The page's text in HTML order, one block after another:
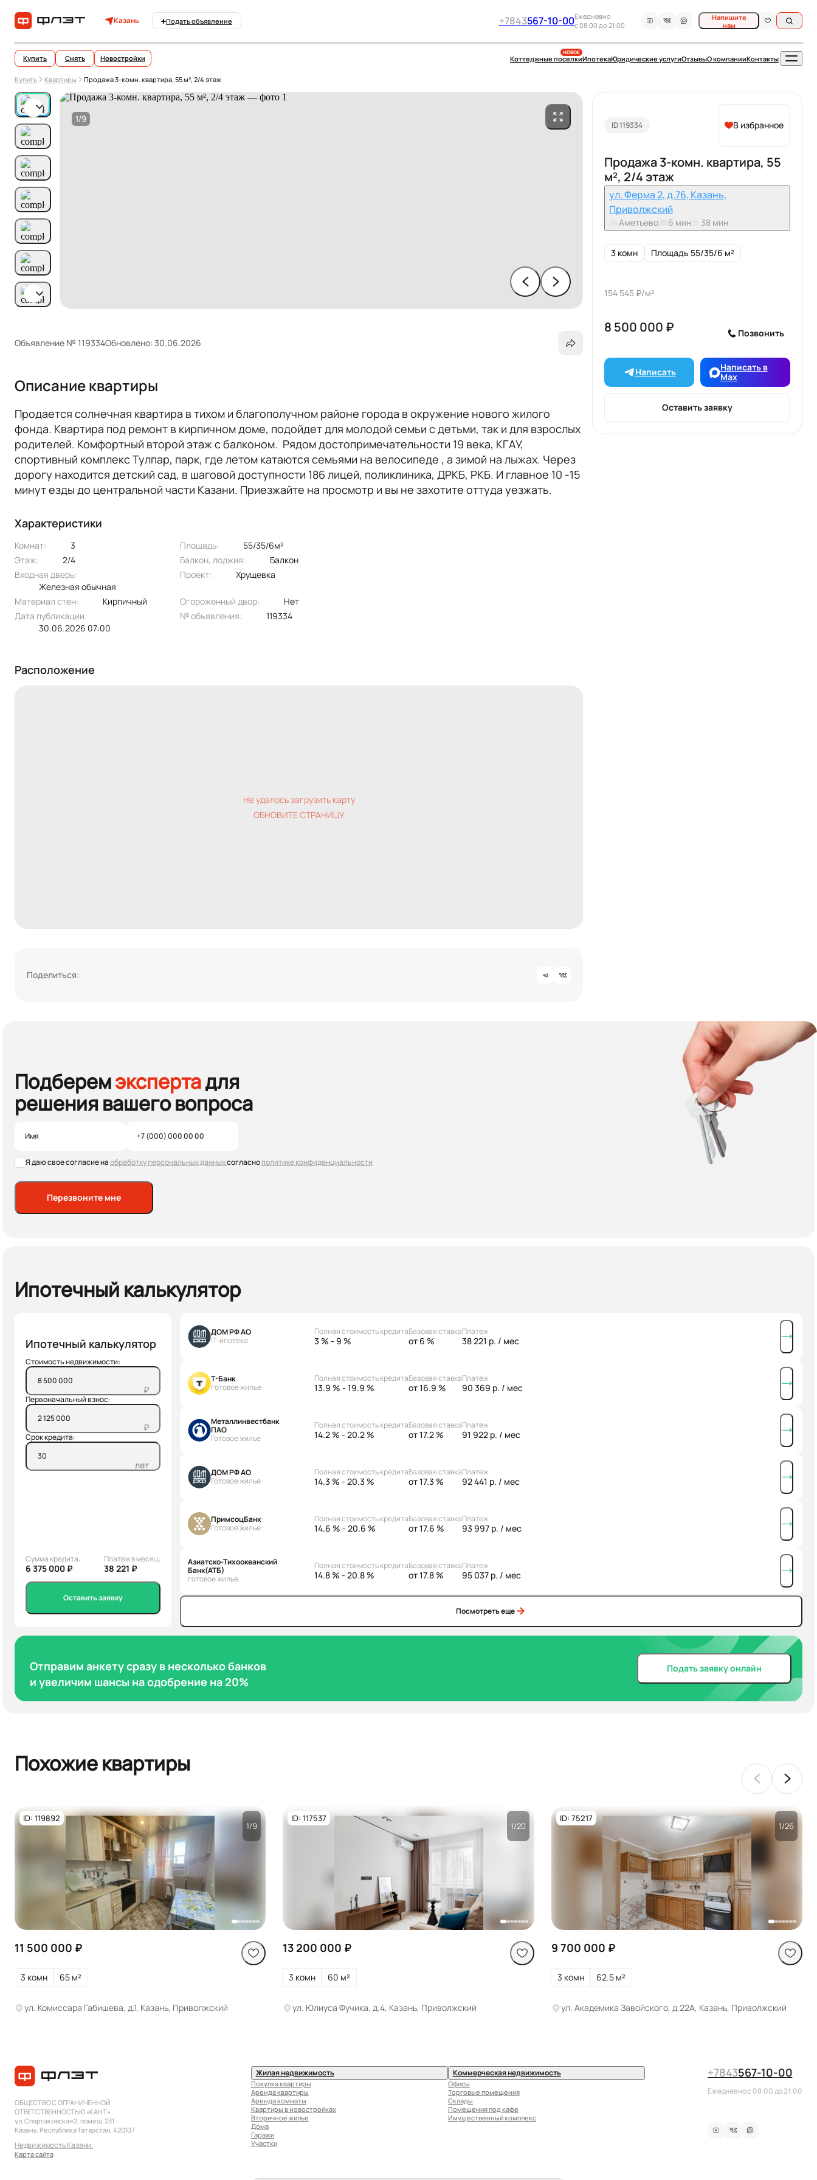
Казань Подать объявление +7843567-10-00Ежедневно
c 08:00 до 21:00
Напишите
нам
Купить Снять Новостройки
НОВОЕ
Коттеджные поселкиИпотекаЮридические услугиОтзывыО компанииКонтакты
Купить Квартиры Продажа 3-комн. квартира, 55 м², 2/4 этаж
1/9
ID 119334 В избранное
Продажа 3-комн. квартира, 55
м², 2/4 этаж
ул. Ферма 2, д.76, Казань,
Приволжский
Аметьево 6 мин 38 мин
3 комн Площадь 55/35/6 м²
154 545 ₽/м²
8 500 000 ₽
Написать
Написать в
Max
Оставить заявку
Позвонить
Объявление № 119334Обновлено: 30.06.2026
Описание квартиры
Продается солнечная квартира в тихом и благополучном районе города в окружение нового жилого
фонда. Квартира под ремонт в кирпичном доме, подойдет для молодой семьи с детьми, так и для взрослых
родителей. Комфортный второй этаж с балконом. Рядом достопримечательности 19 века, КГАУ,
спортивный комплекс Тулпар, парк, где летом катаются семьями на велосипеде , а зимой на лыжах. Через
дорогу находится детский сад, в шаговой доступности 186 лицей, поликлиника, ДРКБ, РКБ. И главное 10 -15
минут езды до центральной части Казани. Приезжайте на просмотр и вы не захотите оттуда уезжать.
Характеристики
Комнат: 3 Площадь:
55/35/6м²
Этаж:
2/4 Балкон, лоджия:
балкон
Входная дверь:
Железная обычная
Проект: хрущевка
Материал стен: Кирпичный Огороженный двор:
Нет
Дата публикации:
30.06.2026 07:00
№ объявления: 119334
Расположение
Не удалось загрузить карту
ОБНОВИТЕ СТРАНИЦУ
Поделиться:
Подберемэкспертадля
решения вашего вопроса
Я даю свое согласие наобработку персональных данныхсогласнополитике конфиденциальности
Перезвоните мне
Ипотечный калькулятор
Ипотечный калькулятор
Стоимость недвижимости:
₽
Первоначальный взнос:
₽
Срок кредита:
лет
Сумма кредита:
6 375 000 ₽
Платеж в месяц:
38 221 ₽
Оставить заявку
ДОМ РФ АО
IT-ипотека
Полная стоимость кредита
3 % - 9 %
Базовая ставка
от 6 %
Платеж
38 221 р. / мес
Т-Банк
готовое жилье
Полная стоимость кредита
13.9 % - 19.9 %
Базовая ставка
от 16.9 %
Платеж
90 369 р. / мес
Металлинвестбанк
ПАО
Готовое жилье
Полная стоимость кредита
14.2 % - 20.2 %
Базовая ставка
от 17.2 %
Платеж
91 922 р. / мес
ДОМ РФ АО
Готовое жилье
Полная стоимость кредита
14.3 % - 20.3 %
Базовая ставка
от 17.3 %
Платеж
92 441 р. / мес
ПримсоцБанк
Готовое жилье
Полная стоимость кредита
14.6 % - 20.6 %
Базовая ставка
от 17.6 %
Платеж
93 997 р. / мес
Азиатско-Тихоокеанский
Банк(АТБ)
готовое жилье
Полная стоимость кредита
14.8 % - 20.8 %
Базовая ставка
от 17.8 %
Платеж
95 037 р. / мес
Посмотреть еще
Отправим анкету сразу в несколько банков
и увеличим шансы на одобрение на 20%
Подать заявку онлайн
Похожие квартиры
Посмотреть все
фото
ID: 119892
1/9
11 500 000 ₽
3 комн 65 м²
ул. Комиссара Габишева, д.1, Казань, Приволжский
Посмотреть все
ID: 117537
1/20
13 200 000 ₽
3 комн 60 м²
ул. Юлиуса Фучика, д.4, Казань, Приволжский
Посмотреть все
фото
ID: 75217
1/26
9 700 000 ₽
3 комн 62.5 м²
ул. Академика Завойского, д.22А, Казань, Приволжский
Жилая недвижимость
Покупка квартиры
Аренда квартиры
Аренда комнаты
Квартиры в новостройках
Вторичное жилье
Дома
Гаражи
Участки
Коммерческая недвижимость
Офисы
Торговые помещения
Склады
Помещения под кафе
Имущественный комплекс
+7843567-10-00
Ежедневно с 08:00 до 21:00
ОБЩЕСТВО С ОГРАНИЧЕННОЙ
ОТВЕТСТВЕННОСТЬЮ «КАНТ»
ул. Спартаковская 2, помещ. 231
Казань, Республика Татарстан, 420107
Недвижимость Казани.
Карта сайта